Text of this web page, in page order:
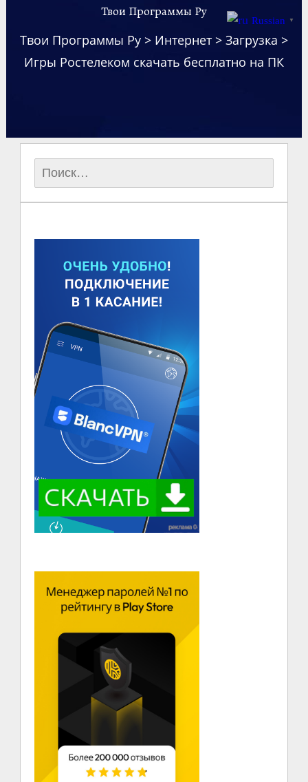
Твои Программы Ру
Твои Программы Ру> Интернет> Загрузка >
Игры Ростелеком скачать бесплатно на ПК
Найти:
Russian ▼